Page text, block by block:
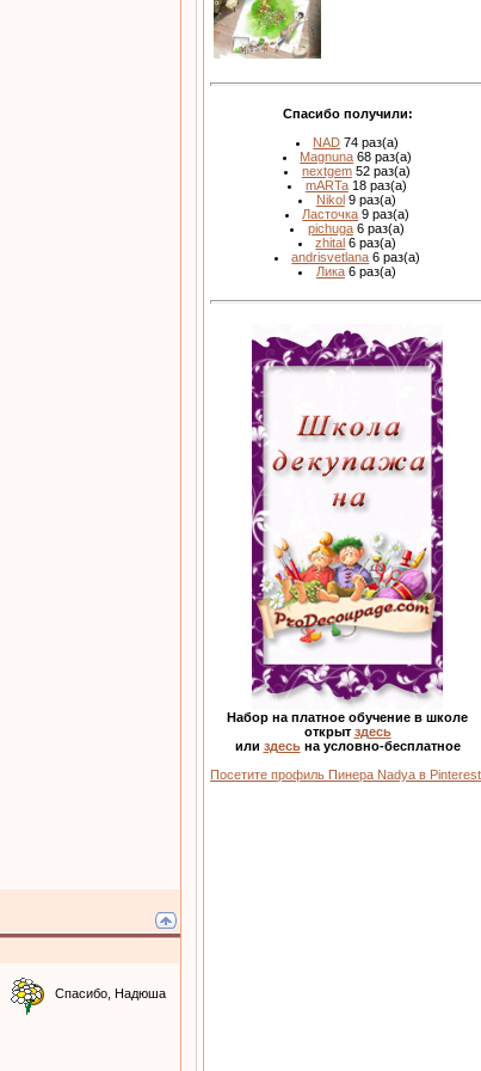
Спасибо, Надюша
Спасибо получили:
NAD 74 раз(а)
Magnuna 68 раз(а)
nextgem52 раз(а)
mARTa18 раз(а)
Nikol 9 раз(а)
Ласточка 9 раз(а)
pichuga6 раз(а)
zhital 6 раз(а)
andrisvetlana 6 раз(а)
Лика6 раз(а)
Набор на платное обучение в школе
открыт здесь
или здесьна условно-бесплатное
Посетите профиль Пинера Nadya в